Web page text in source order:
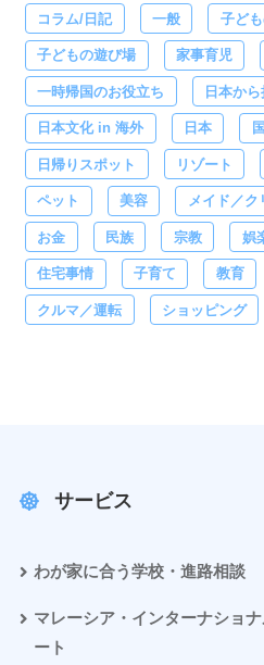
コラム/日記 一般 子ど
子どもの遊び場 家事育児
一時帰国のお役立ち 日本か
日本文化 in 海外 日本
日帰りスポット リゾート
ペット 美容 メイド／ク
お金 民族 宗教 娯
住宅事情 子育て 教育
クルマ／運転 ショッピング
サービス
わが家に合う学校・進路相談
マレーシア・インターナショ
ート